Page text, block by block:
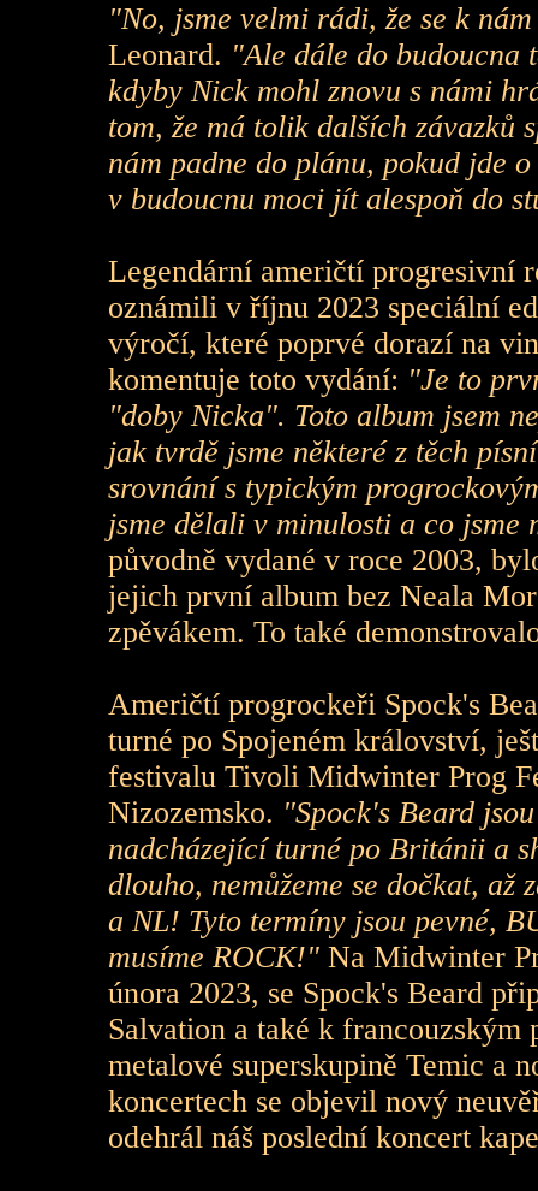
"No, jsme velmi rádi, že se k
Leonard. "Ale dále do budoucna
kdyby Nick mohl znovu s námi
tom, že má tolik dalších závazků
nám padne do plánu, pokud jde
v budoucnu moci jít alespoň do
Legendární američtí progresivní
oznámili v říjnu 2023 speciální
výročí, které poprvé dorazí na
komentuje toto vydání: "Je to
"doby Nicka". Toto album jsem
jak tvrdě jsme některé z těch
srovnání s typickým
jsme dělali v minulosti a co jsme
původně vydané v roce 2003,
jejich první album bez Neala
zpěvákem. To také
Američtí progrockeři Spock's
turné po Spojeném království,
festivalu Tivoli Midwinter Prog
Nizozemsko. "Spock's Beard
nadcházející turné po Británii a
dlouho, nemůžeme se dočkat, až
a NL! Tyto termíny jsou pevné,
musíme ROCK!" Na Midwinter
února 2023, se Spock's Beard
Salvation a také k
metalové superskupině Temic a
koncertech se objevil nový
odehrál náš poslední koncert